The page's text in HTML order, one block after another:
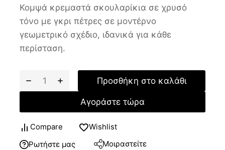
Κομψά κρεμαστά σκουλαρίκια σε χρυσό
τόνο με γκρι πέτρες σε μοντέρνο
γεωμετρικό σχέδιο, ιδανικά για κάθε
περίσταση.
Προσθήκη στο καλάθι
Αγοράστε τώρα
Compare
Wishlist
Ρωτήστε μας
Μοιραστείτε